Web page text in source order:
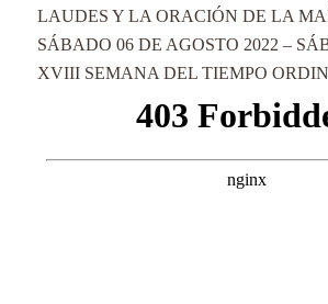
LAUDES Y LA ORACIÓN DE LA
SÁBADO 06 DE AGOSTO 2022 –
XVIII SEMANA DEL TIEMPO